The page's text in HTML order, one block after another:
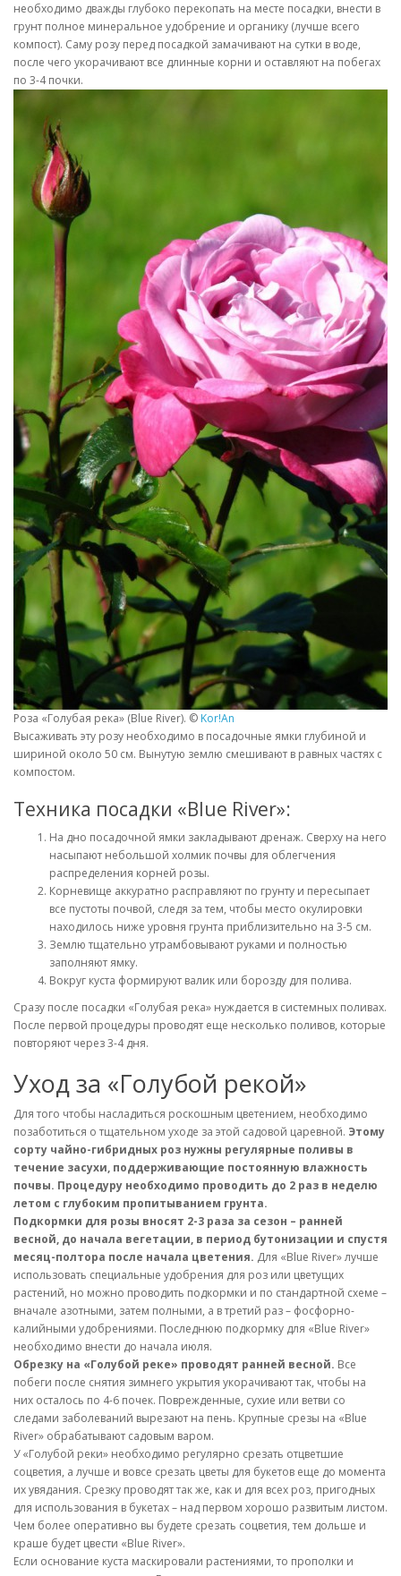
необходимо дважды глубоко перекопать на месте посадки, внести в
грунт полное минеральное удобрение и органику (лучше всего
компост). Саму розу перед посадкой замачивают на сутки в воде,
после чего укорачивают все длинные корни и оставляют на побегах
по 3-4 почки.
Роза «Голубая река» (Blue River). © Kor!An
Высаживать эту розу необходимо в посадочные ямки глубиной и
шириной около 50 см. Вынутую землю смешивают в равных частях с
компостом.
Техника посадки «Blue River»:
На дно посадочной ямки закладывают дренаж. Сверху на него
насыпают небольшой холмик почвы для облегчения
распределения корней розы.
Корневище аккуратно расправляют по грунту и пересыпает
все пустоты почвой, следя за тем, чтобы место окулировки
находилось ниже уровня грунта приблизительно на 3-5 см.
Землю тщательно утрамбовывают руками и полностью
заполняют ямку.
Вокруг куста формируют валик или борозду для полива.
Сразу после посадки «Голубая река» нуждается в системных поливах.
После первой процедуры проводят еще несколько поливов, которые
повторяют через 3-4 дня.
Уход за «Голубой рекой»
Для того чтобы насладиться роскошным цветением, необходимо
позаботиться о тщательном уходе за этой садовой царевной. Этому
сорту чайно-гибридных роз нужны регулярные поливы в
течение засухи, поддерживающие постоянную влажность
почвы. Процедуру необходимо проводить до 2 раз в неделю
летом с глубоким пропитыванием грунта.
Подкормки для розы вносят 2-3 раза за сезон – ранней
весной, до начала вегетации, в период бутонизации и спустя
месяц-полтора после начала цветения. Для «Blue River» лучше
использовать специальные удобрения для роз или цветущих
растений, но можно проводить подкормки и по стандартной схеме –
вначале азотными, затем полными, а в третий раз – фосфорно-
калийными удобрениями. Последнюю подкормку для «Blue River»
необходимо внести до начала июля.
Обрезку на «Голубой реке» проводят ранней весной. Все
побеги после снятия зимнего укрытия укорачивают так, чтобы на
них осталось по 4-6 почек. Поврежденные, сухие или ветви со
следами заболеваний вырезают на пень. Крупные срезы на «Blue
River» обрабатывают садовым варом.
У «Голубой реки» необходимо регулярно срезать отцветшие
соцветия, а лучше и вовсе срезать цветы для букетов еще до момента
их увядания. Срезку проводят так же, как и для всех роз, пригодных
для использования в букетах – над первом хорошо развитым листом.
Чем более оперативно вы будете срезать соцветия, тем дольше и
краше будет цвести «Blue River».
Если основание куста маскировали растениями, то прополки и